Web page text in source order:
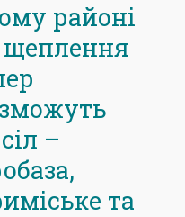
районі
щеплення
–
та